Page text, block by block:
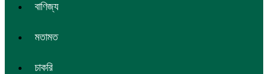
বাণিজ্য
মতামত
চাকরি